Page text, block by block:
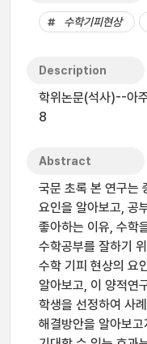
수학기피현상
Description
학위논문(석사)--아
8
Abstract
국문 초록 본 연구는
요인을 알아보고, 공
좋아하는 이유, 수학
수학공부를 잘하기
수학 기피 현상의 요
알아보고, 이 양적연
학생을 선정하여 사
해결방안을 알아보